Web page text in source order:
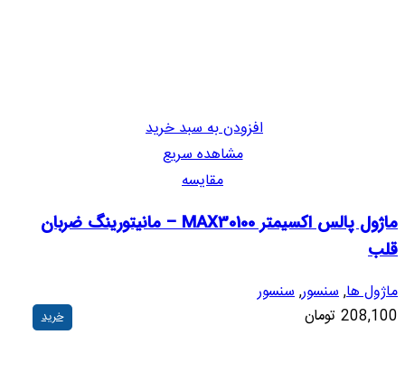
افزودن به سبد خرید
مشاهده سریع
مقایسه
ماژول پالس اکسیمتر MAX30100 – مانیتورینگ ضربان
قلب
ماژول ها,سنسور,سنسور
208,100 تومان خرید